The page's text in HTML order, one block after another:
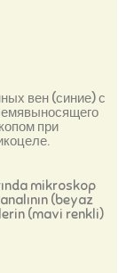
вен (синие) с
при
mikroskop
(beyaz
(mavi renkli)